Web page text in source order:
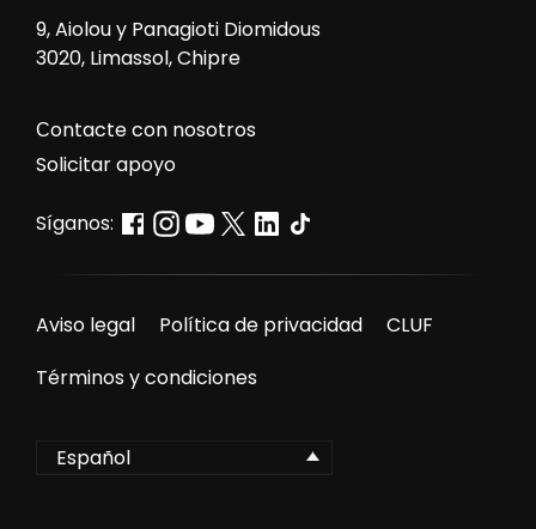
9, Aiolou y Panagioti Diomidous
3020, Limassol, Chipre
Сontacte con nosotros
Solicitar apoyo
Síganos:
Aviso legal Política de privacidad
CLUF
Términos y condiciones
Español